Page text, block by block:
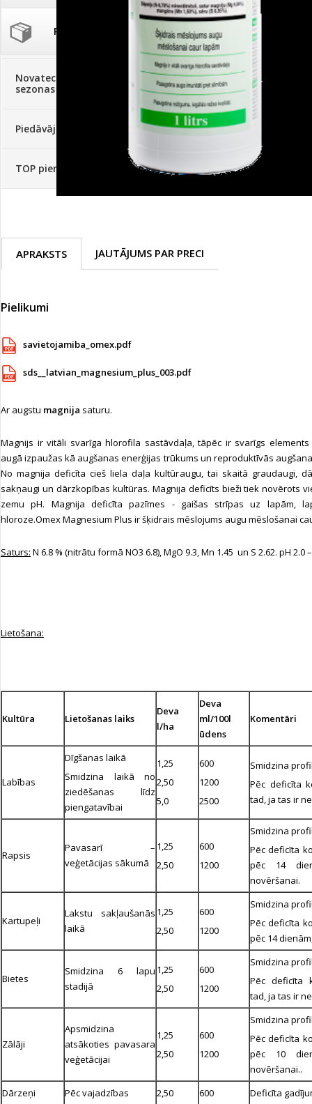
Palīglīdzekļi augu audzēšanai(72)
Klientu Diena
Novatec - izcils mēslošanai arī
sezonas otrajā pusē!
Piedāvājums ābeļdārziem
TOP piemājas dārzam 2024
APRAKSTS JAUTĀJUMS PAR PRECI
Pielikumi
savietojamiba_omex.pdf
sds__latvian_magnesium_plus_003.pdf
Ar augstu magnija saturu.
Magnijs ir vitāli svarīga hlorofila sastāvdaļa, tāpēc ir svarīgs
augā izpaužas kā augšanas enerģijas trūkums un reproduktīvās
No magnija deficīta cieš liela daļa kultūraugu, tai skaitā graudaugi,
sakņaugi un dārzkopības kultūras. Magnija deficīts bieži tiek novērots
zemu pH. Magnija deficīta pazīmes - gaišas strīpas uz lapām,
hloroze.Omex Magnesium Plus ir šķidrais mēslojums augu mēslošanai
Saturs: N 6.8 % (nitrātu formā NO3 6.8), MgO 9.3, Mn 1.45 un S 2.62. pH 2.0
Lietošana:
Kultūra Lietošanas laiks
Deva
l/ha
Deva
ml/100l
ūdens
Komentāri
Labības
Dīgšanas laikā
Smidzina laikā no
ziedēšanas līdz
piengatavībai
1,25
2,50
5,0
600
1200
2500
Smidzina
Pēc deficīta
tad, ja tas ir
Rapsis
Pavasarī –
veģetācijas sākumā
1,25
2,50
600
1200
Smidzina
Pēc deficīta
pēc 14
novēršanai.
Kartupeļi
Lakstu sakļaušanās
laikā
1,25
2,50
600
1200
Smidzina
Pēc deficīta
pēc 14
Bietes
Smidzina 6 lapu
stadijā
1,25
2,50
600
1200
Smidzina
Pēc deficīta
tad, ja tas ir
Zālāji
Apsmidzina
atsākoties pavasara
veģetācijai
1,25
2,50
600
1200
Smidzina
Pēc deficīta
pēc 10
novēršanai..
Dārzeņi
Pēc vajadzības 2,50 600 Deficīta